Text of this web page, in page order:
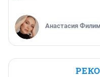
Анастасия